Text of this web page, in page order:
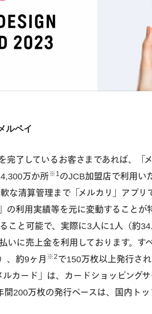
ルペイ
完了しているお客さまであれば、「
万か所※1のJCB加盟店で利用い
な清算管理まで「メルカリ」アプリ
の利用実績等を元に変動することが
こと可能で、実際に3人に1人（約
いに売上金を利用しております。す
、約9ヶ月 ※2 で150万枚以上発行され
カード」は、カードショッピングサ
200万枚の発行ペースは、国内トッ